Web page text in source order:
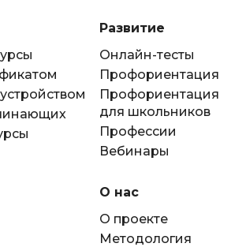
Развитие
Онлайн-тесты
Профориентация
Профориентация
для школьников
Профессии
Вебинары
О нас
О проекте
Методология